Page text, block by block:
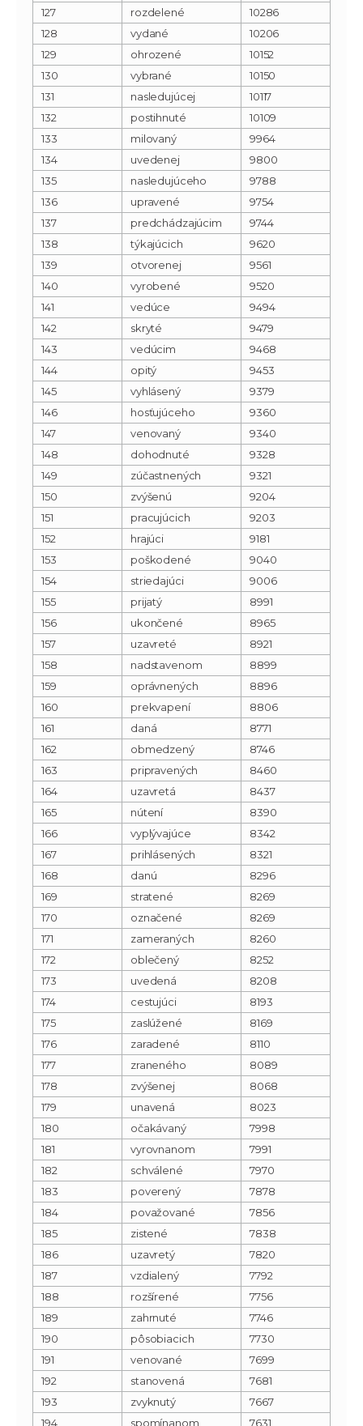
127
rozdelené
10286
128
vydané
10206
129
ohrozené
10152
130
vybrané
10150
131
nasledujúcej
10117
132
postihnuté
10109
133
milovaný
9964
134
uvedenej
9800
135
nasledujúceho
9788
136
upravené
9754
137
predchádzajúcim
9744
138
týkajúcich
9620
139
otvorenej
9561
140
vyrobené
9520
141
vedúce
9494
142
skryté
9479
143
vedúcim
9468
144
opitý
9453
145
vyhlásený
9379
146
hosťujúceho
9360
147
venovaný
9340
148
dohodnuté
9328
149
zúčastnených
9321
150
zvýšenú
9204
151
pracujúcich
9203
152
hrajúci
9181
153
poškodené
9040
154
striedajúci
9006
155
prijatý
8991
156
ukončené
8965
157
uzavreté
8921
158
nadstavenom
8899
159
oprávnených
8896
160
prekvapení
8806
161
daná
8771
162
obmedzený
8746
163
pripravených
8460
164
uzavretá
8437
165
nútení
8390
166
vyplývajúce
8342
167
prihlásených
8321
168
danú
8296
169
stratené
8269
170
označené
8269
171
zameraných
8260
172
oblečený
8252
173
uvedená
8208
174
cestujúci
8193
175
zaslúžené
8169
176
zaradené
8110
177
zraneného
8089
178
zvýšenej
8068
179
unavená
8023
180
očakávaný
7998
181
vyrovnanom
7991
182
schválené
7970
183
poverený
7878
184
považované
7856
185
zistené
7838
186
uzavretý
7820
187
vzdialený
7792
188
rozšírené
7756
189
zahrnuté
7746
190
pôsobiacich
7730
191
venované
7699
192
stanovená
7681
193
zvyknutý
7667
194
spomínanom 7631